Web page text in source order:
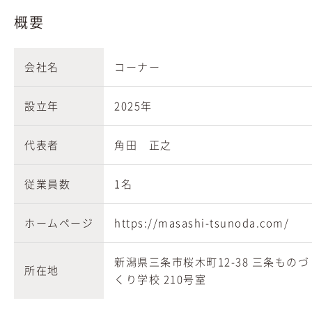
概要
会社名 コーナー
設立年 2025年
代表者 角田 正之
従業員数 1名
ホームページ https://masashi-tsunoda.com/
所在地
新潟県三条市桜木町12-38 三条ものづ
くり学校 210号室